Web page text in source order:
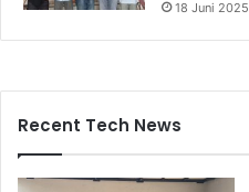
18 Juni 2025
Recent Tech News